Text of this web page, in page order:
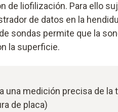
de liofilización. Para ello
de datos en la
sondas permite que la
la superficie.
una medición precisa de la
de placa)